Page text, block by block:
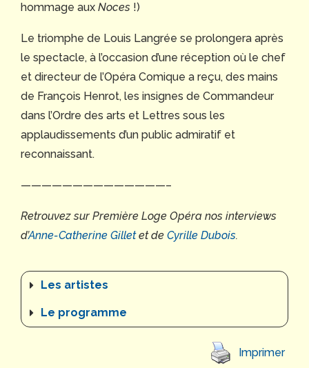
hommage aux Noces !)
Le triomphe de Louis Langrée se prolongera après
le spectacle, à l’occasion d’une réception où le chef
et directeur de l’Opéra Comique a reçu, des mains
de François Henrot, les insignes de Commandeur
dans l’Ordre des arts et Lettres sous les
applaudissements d’un public admiratif et
reconnaissant.
——————————————–
Retrouvez sur Première Loge Opéra nos interviews
d’Anne-Catherine Gilletet de Cyrille Dubois.
Les artistes
Le programme
Imprimer